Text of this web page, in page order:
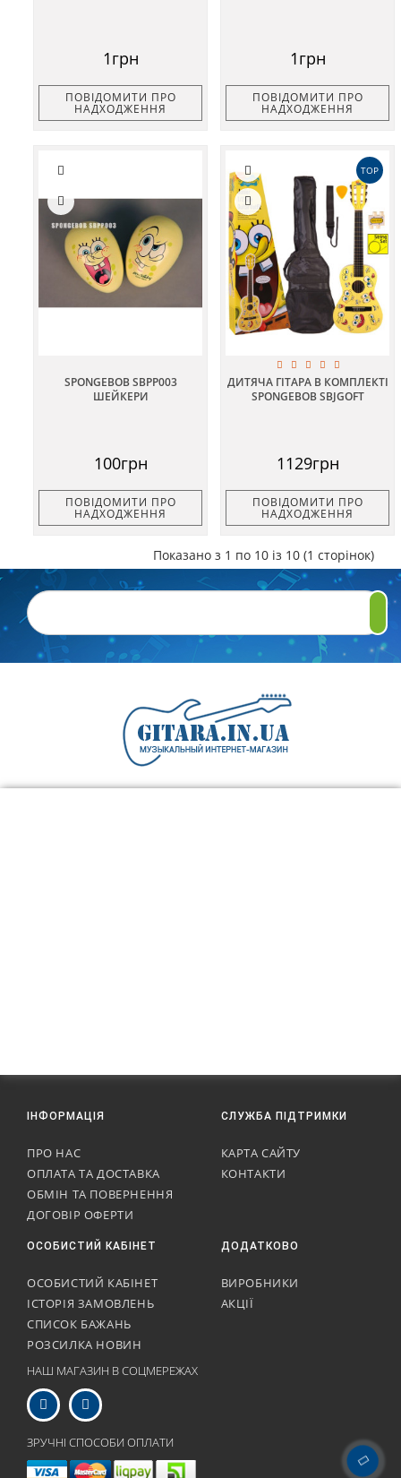
1грн
ПОВІДОМИТИ ПРО
НАДХОДЖЕННЯ
1грн
ПОВІДОМИТИ ПРО
НАДХОДЖЕННЯ
SPONGEBOB SBPP003
ШЕЙКЕРИ
100грн
ПОВІДОМИТИ ПРО
НАДХОДЖЕННЯ
TOP
ДИТЯЧА ГІТАРА В КОМПЛЕКТІ
SPONGEBOB SBJGOFT
1129грн
ПОВІДОМИТИ ПРО
НАДХОДЖЕННЯ
Показано з 1 по 10 із 10 (1 сторінок)
ІНФОРМАЦІЯ
ПРО НАС
ОПЛАТА ТА ДОСТАВКА
ОБМІН ТА ПОВЕРНЕННЯ
ДОГОВІР ОФЕРТИ
СЛУЖБА ПІДТРИМКИ
КАРТА САЙТУ
КОНТАКТИ
ОСОБИСТИЙ КАБІНЕТ
ОСОБИСТИЙ КАБІНЕТ
ІСТОРІЯ ЗАМОВЛЕНЬ
СПИСОК БАЖАНЬ
РОЗСИЛКА НОВИН
ДОДАТКОВО
ВИРОБНИКИ
АКЦІЇ
НАШ МАГАЗИН В СОЦМЕРЕЖАХ
ЗРУЧНІ СПОСОБИ ОПЛАТИ